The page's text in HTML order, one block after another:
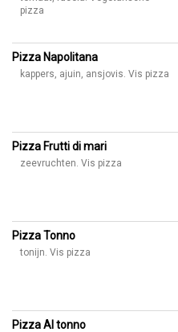
pizza
Pizza Napolitana
kappers, ajuin, ansjovis. Vis pizza
Pizza Frutti di mari
zeevruchten. Vis pizza
Pizza Tonno
tonijn. Vis pizza
Pizza Al tonno